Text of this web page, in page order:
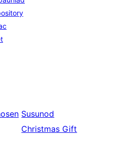
Susunod
Christmas Gift